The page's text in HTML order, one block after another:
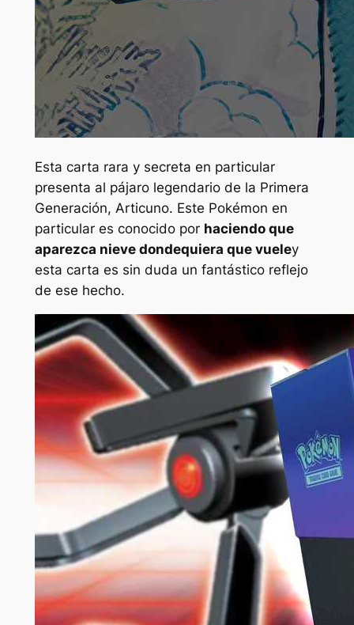
Esta carta rara y secreta en particular
presenta al pájaro legendario de la Primera
Generación, Articuno. Este Pokémon en
particular es conocido por haciendo que
aparezca nieve dondequiera que vueley
esta carta es sin duda un fantástico reflejo
de ese hecho.